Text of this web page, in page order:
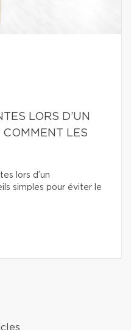
LORS D’UN
LES
lors d’un
simples pour éviter le